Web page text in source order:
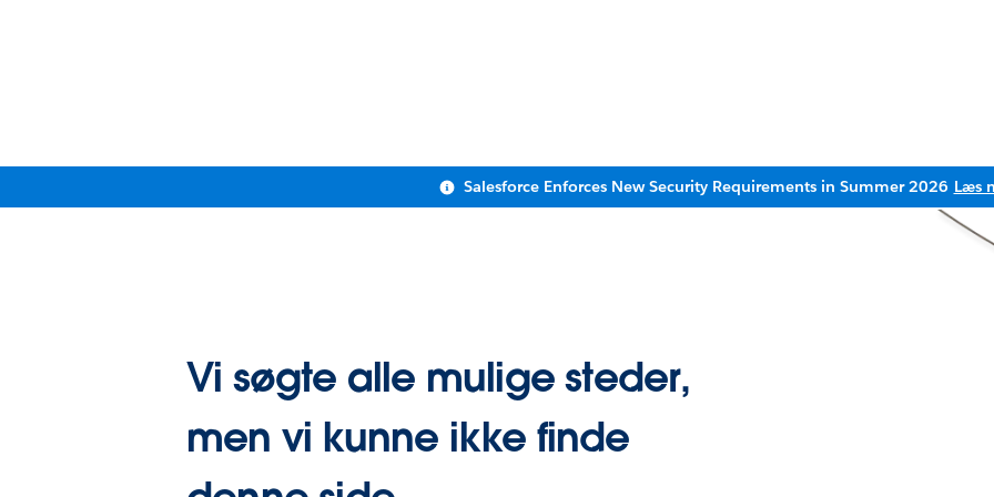
Salesforce Enforces New Security Requirements in Summer 2026 Læs
Vi søgte alle mulige steder,
men vi kunne ikke finde